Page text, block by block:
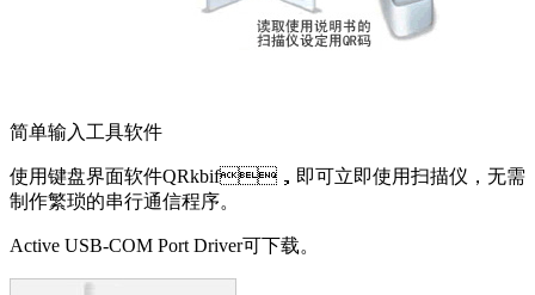
简单输入工具软件
使用键盘界面软件QRkbif，即可立即使用扫描仪，无需
制作繁琐的串行通信程序。
Active USB-COM Port Driver可下载。